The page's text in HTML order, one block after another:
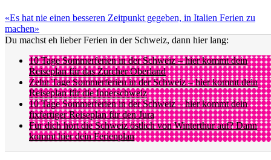
«Es hat nie einen besseren Zeitpunkt gegeben, in Italien Ferien zu
machen»
Du machst eh lieber Ferien in der Schweiz, dann hier lang:
10 Tage Sommerferien in der Schweiz – hier kommt dein
Reiseplan für das Zürcher Oberland
Zehn Tage Sommerferien in der Schweiz – hier kommt dein
Reiseplan für die Innerschweiz
10 Tage Sommerferien in der Schweiz – hier kommt dein
fixfertiger Reiseplan für den Jura
Für dich hört die Schweiz östlich von Winterthur auf? Dann
kommt hier dein Ferienplan